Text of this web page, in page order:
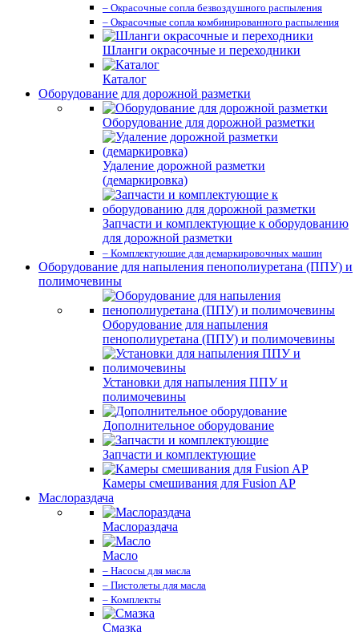
– Окрасочные сопла безвоздушного распыления
– Окрасочные сопла комбинированного распыления
Шланги окрасочные и переходники
Каталог
Оборудование для дорожной разметки
Оборудование для дорожной разметки
Удаление дорожной разметки
(демаркировка)
Запчасти и комплектующие к оборудованию
для дорожной разметки
– Комплектующие для демаркировочных машин
Оборудование для напыления пенополиуретана (ППУ) и
полимочевины
Оборудование для напыления
пенополиуретана (ППУ) и полимочевины
Установки для напыления ППУ и
полимочевины
Дополнительное оборудование
Запчасти и комплектующие
Камеры смешивания для Fusion AP
Маслораздача
Маслораздача
Масло
– Насосы для масла
– Пистолеты для масла
– Комплекты
Смазка